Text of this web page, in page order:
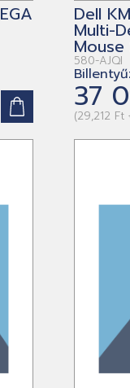
Dell
Multi-
Mouse
580-AJQI
37
(29,212 Ft